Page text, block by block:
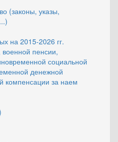
(законы, указы,
на 2015-2026 гг.
военной пенсии,
социальной
денежной
компенсации за наем